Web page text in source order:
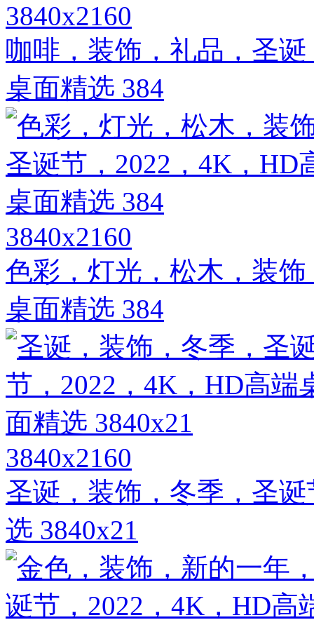
3840x2160
咖啡，装饰，礼品，圣
桌面精选 384
3840x2160
色彩，灯光，松木，装
桌面精选 384
3840x2160
圣诞，装饰，冬季，圣
选 3840x21